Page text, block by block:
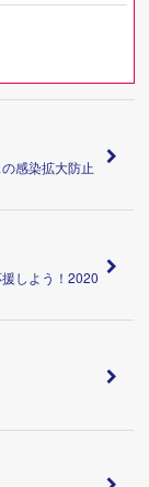
感染拡大防止
しよう！2020